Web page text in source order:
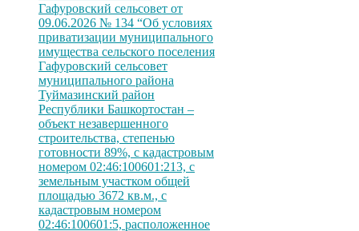
Гафуровский сельсовет от
09.06.2026 № 134 “Об условиях
приватизации муниципального
имущества сельского поселения
Гафуровский сельсовет
муниципального района
Туймазинский район
Республики Башкортостан –
объект незавершенного
строительства, степенью
готовности 89%, с кадастровым
номером 02:46:100601:213, с
земельным участком общей
площадью 3672 кв.м., с
кадастровым номером
02:46:100601:5, расположенное